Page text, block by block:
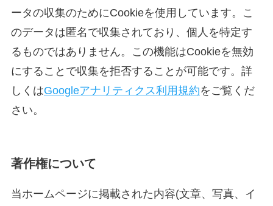
ータの収集のためにCookieを使用しています。こ
のデータは匿名で収集されており、個人を特定す
るものではありません。この機能はCookieを無効
にすることで収集を拒否することが可能です。詳
しくはGoogleアナリティクス利用規約をご覧くだ
さい。
著作権について
当ホームページに掲載された内容(文章、写真、イ